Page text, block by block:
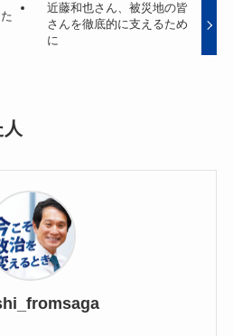
近藤和也さん、被災地の皆
さんを徹底的に支えるため
に